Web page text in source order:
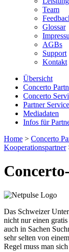
Team
Glossar
AGBs
Support
Kontakt
Übersicht
Concerto
Concerto
Partner
Mediadaten
Infos für
Home > Concerto
Kooperationspartner
Das Schweizer
nicht nur einen
auch in Sachen
sehr selten von
Regel muss man